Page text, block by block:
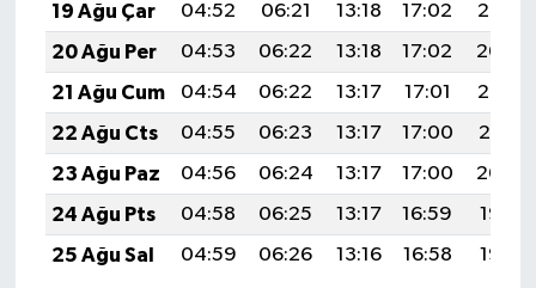
19 Ağu Çar
04:52 06:21 13:18 17:02
20:05
20 Ağu Per
04:53 06:22 13:18 17:02
20:04
21 Ağu Cum
04:54 06:22 13:17 17:01
20:02
22 Ağu Cts
04:55 06:23 13:17 17:00
20:01
23 Ağu Paz
04:56 06:24 13:17 17:00
20:00
24 Ağu Pts
04:58 06:25 13:17 16:59
19:58
25 Ağu Sal
04:59 06:26 13:16 16:58 19:57